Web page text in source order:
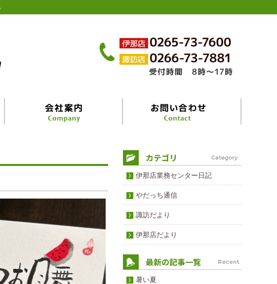
伊那店業務センター日記
やだっち通信
諏訪だより
伊那店だより
暑い夏